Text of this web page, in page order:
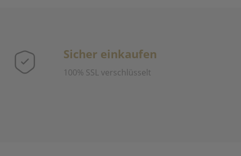
Sicher einkaufen
100% SSL verschlüsselt